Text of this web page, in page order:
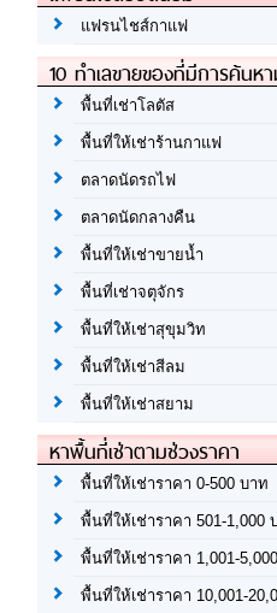
แฟรนไชส์กาแฟ
10 ทำเลขายของที่มีการค้นห
พื้นที่เช่าโลตัส
พื้นที่ให้เช่าร้านกาแฟ
ตลาดนัดรถไฟ
ตลาดนัดกลางคืน
พื้นที่ให้เช่าขายน้ำ
พื้นที่เช่าจตุจักร
พื้นที่ให้เช่าสุขุมวิท
พื้นที่ให้เช่าสีลม
พื้นที่ให้เช่าสยาม
หาพื้นที่เช่าตามช่วงราคา
พื้นที่ให้เช่าราคา 0-500 บาท
พื้นที่ให้เช่าราคา 501-1,000
พื้นที่ให้เช่าราคา 1,001-
พื้นที่ให้เช่าราคา 10,001-